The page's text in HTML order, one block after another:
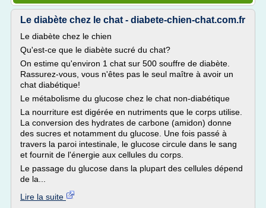
Le diabète chez le chat - diabete-chien-chat.com.fr
Le diabète chez le chien
Qu'est-ce que le diabète sucré du chat?
On estime qu'environ 1 chat sur 500 souffre de diabète.
Rassurez-vous, vous n'êtes pas le seul maître à avoir un
chat diabétique!
Le métabolisme du glucose chez le chat non-diabétique
La nourriture est digérée en nutriments que le corps utilise.
La conversion des hydrates de carbone (amidon) donne
des sucres et notamment du glucose. Une fois passé à
travers la paroi intestinale, le glucose circule dans le sang
et fournit de l'énergie aux cellules du corps.
Le passage du glucose dans la plupart des cellules dépend
de la...
Lire la suite